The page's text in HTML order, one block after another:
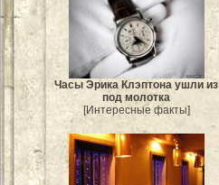
Часы Эрика Клэптона ушли из
под молотка
[Интересные факты]